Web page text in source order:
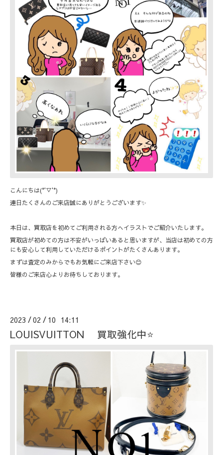
こんにちは(*'▽'*)
連日たくさんのご来店誠にありがとうございます✨
本日は、買取店を初めてご利用される方へイラストでご紹介いたします。
買取店が初めての方は不安がいっぱいあると思いますが、当店は初めての方
にも安心して利用していただけるポイントがたくさんあります。
まずは査定のみからでもお気軽にご来店下さい😊
皆様のご来店心よりお待ちしております。
2023 /02 / 10 14:11
LOUISVUITTON 買取強化中⭐️